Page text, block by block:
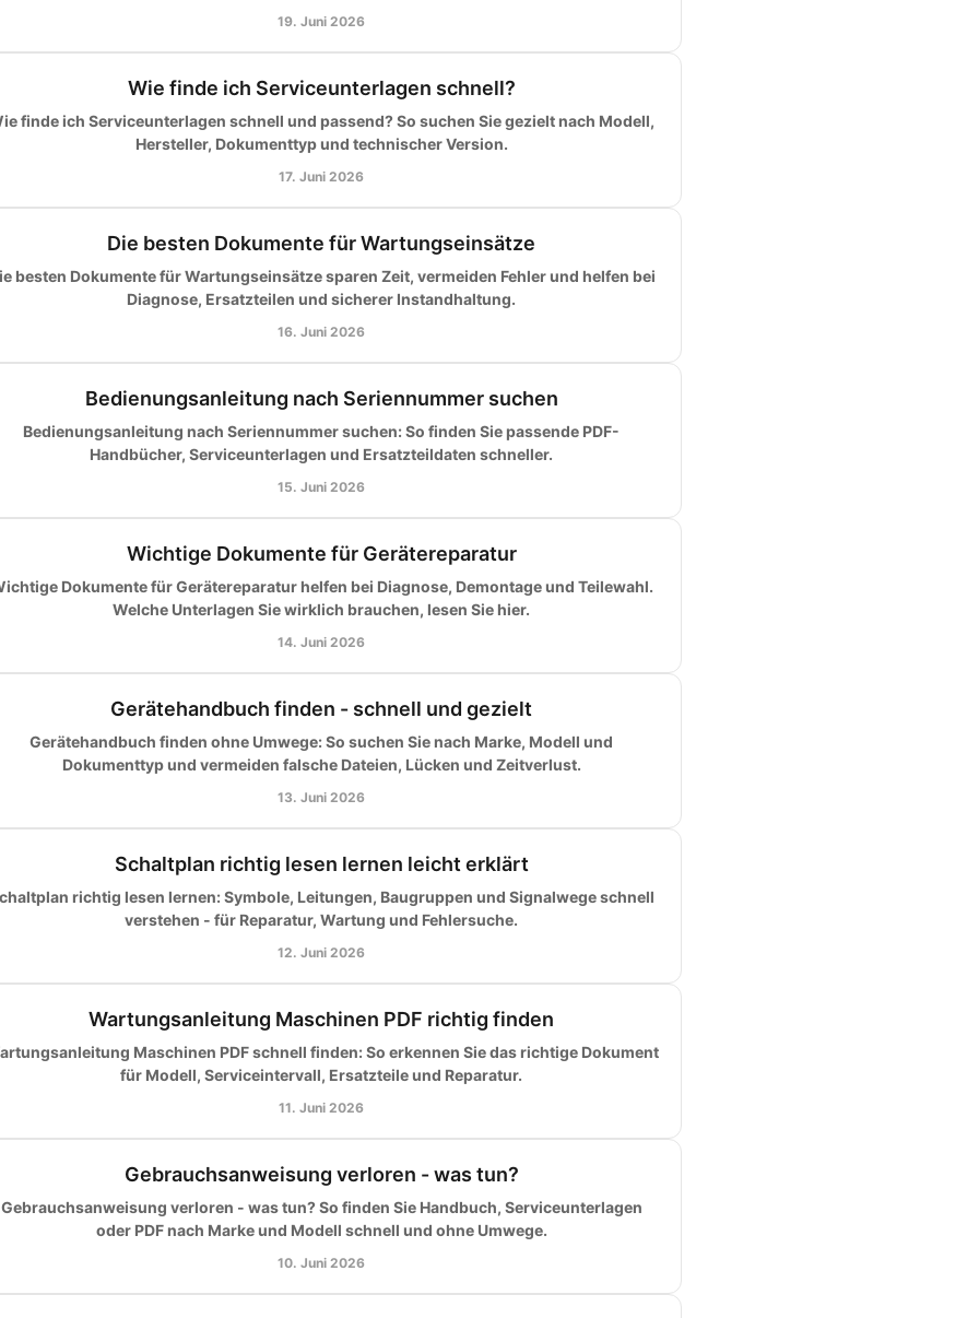
19. Juni 2026
Wie finde ich Serviceunterlagen schnell?
finde ich Serviceunterlagen schnell und passend? So suchen Sie gezielt nach Modell,
Hersteller, Dokumenttyp und technischer Version.
17. Juni 2026
Die besten Dokumente für Wartungseinsätze
besten Dokumente für Wartungseinsätze sparen Zeit, vermeiden Fehler und helfen bei
Diagnose, Ersatzteilen und sicherer Instandhaltung.
16. Juni 2026
Bedienungsanleitung nach Seriennummer suchen
Bedienungsanleitung nach Seriennummer suchen: So finden Sie passende PDF-
Handbücher, Serviceunterlagen und Ersatzteildaten schneller.
15. Juni 2026
Wichtige Dokumente für Gerätereparatur
Dokumente für Gerätereparatur helfen bei Diagnose, Demontage und Teilewahl.
Welche Unterlagen Sie wirklich brauchen, lesen Sie hier.
14. Juni 2026
Gerätehandbuch finden - schnell und gezielt
Gerätehandbuch finden ohne Umwege: So suchen Sie nach Marke, Modell und
Dokumenttyp und vermeiden falsche Dateien, Lücken und Zeitverlust.
13. Juni 2026
Schaltplan richtig lesen lernen leicht erklärt
richtig lesen lernen: Symbole, Leitungen, Baugruppen und Signalwege schnell
verstehen - für Reparatur, Wartung und Fehlersuche.
12. Juni 2026
Wartungsanleitung Maschinen PDF richtig finden
Maschinen PDF schnell finden: So erkennen Sie das richtige Dokument
für Modell, Serviceintervall, Ersatzteile und Reparatur.
11. Juni 2026
Gebrauchsanweisung verloren - was tun?
Gebrauchsanweisung verloren - was tun? So finden Sie Handbuch, Serviceunterlagen
oder PDF nach Marke und Modell schnell und ohne Umwege.
10. Juni 2026